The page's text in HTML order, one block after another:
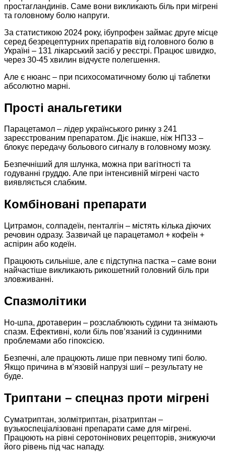
простагландинів. Саме вони викликають біль при мігрені
та головному болю напруги.
За статистикою 2024 року, ібупрофен займає друге місце
серед безрецептурних препаратів від головного болю в
Україні – 131 лікарський засіб у реєстрі. Працює швидко,
через 30-45 хвилин відчуєте полегшення.
Але є нюанс – при психосоматичному болю ці таблетки
абсолютно марні.
Прості анальгетики
Парацетамол – лідер українського ринку з 241
зареєстрованим препаратом. Діє інакше, ніж НПЗЗ –
блокує передачу больового сигналу в головному мозку.
Безпечніший для шлунка, можна при вагітності та
годуванні груддю. Але при інтенсивній мігрені часто
виявляється слабким.
Комбіновані препарати
Цитрамон, солпадеїн, пенталгін – містять кілька діючих
речовин одразу. Зазвичай це парацетамол + кофеїн +
аспірин або кодеїн.
Працюють сильніше, але є підступна пастка – саме вони
найчастіше викликають рикошетний головний біль при
зловживанні.
Спазмолітики
Но-шпа, дротаверин – розслаблюють судини та знімають
спазм. Ефективні, коли біль пов’язаний із судинними
проблемами або гіпоксією.
Безпечні, але працюють лише при певному типі болю.
Якщо причина в м’язовій напрузі шиї – результату не
буде.
Триптани – спецназ проти мігрені
Суматриптан, золмітриптан, різатриптан –
вузькоспеціалізовані препарати саме для мігрені.
Працюють на рівні серотонінових рецепторів, знижуючи
його рівень під час нападу.